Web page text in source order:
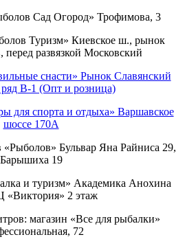
Сад Огород» Трофимова, 3
Туризм» Киевское ш., рынок
перед развязкой Московский
снасти» Рынок Славянский
B-1 (Опт и розница)
для спорта и отдыха» Варшавское
шоссе 170А
Бульвар Яна Райниса 29,
Барышиха 19
и туризм» Академика Анохина
«Виктория» 2 этаж
магазин «Все для рыбалки»
72